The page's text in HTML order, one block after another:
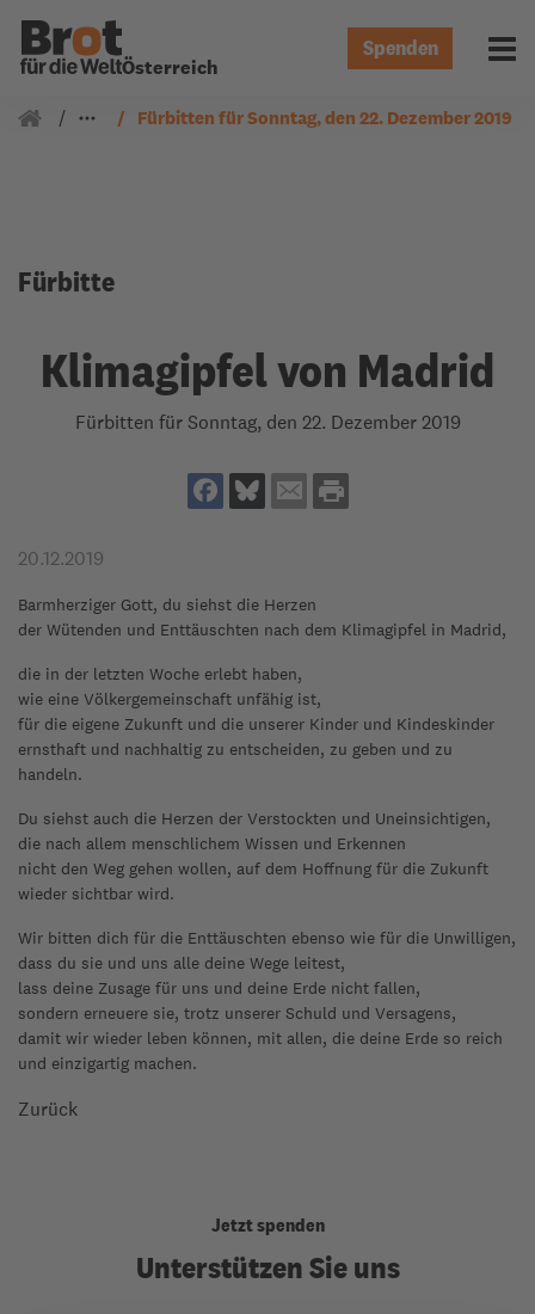
Österreich
Spenden
Gemeindearbeit
Fürbitten
Fürbitten für Sonntag, den 22. Dezember 2019
Fürbitte
Klimagipfel von Madrid
Fürbitten für Sonntag, den 22. Dezember 2019
20.12.2019
Barmherziger Gott, du siehst die Herzen
der Wütenden und Enttäuschten nach dem Klimagipfel in Madrid,
die in der letzten Woche erlebt haben,
wie eine Völkergemeinschaft unfähig ist,
für die eigene Zukunft und die unserer Kinder und Kindeskinder
ernsthaft und nachhaltig zu entscheiden, zu geben und zu
handeln.
Du siehst auch die Herzen der Verstockten und Uneinsichtigen,
die nach allem menschlichem Wissen und Erkennen
nicht den Weg gehen wollen, auf dem Hoffnung für die Zukunft
wieder sichtbar wird.
Wir bitten dich für die Enttäuschten ebenso wie für die Unwilligen,
dass du sie und uns alle deine Wege leitest,
lass deine Zusage für uns und deine Erde nicht fallen,
sondern erneuere sie, trotz unserer Schuld und Versagens,
damit wir wieder leben können, mit allen, die deine Erde so reich
und einzigartig machen.
Zurück
Jetzt spenden
Unterstützen Sie uns